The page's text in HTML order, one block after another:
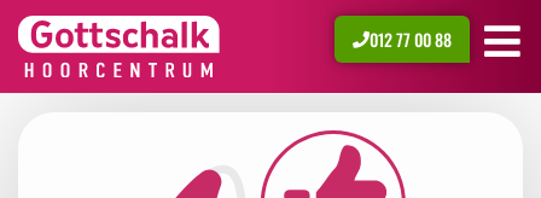
012 77 00 88